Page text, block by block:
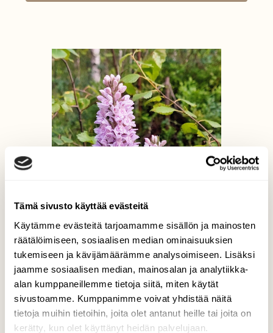
Tämä sivusto käyttää evästeitä
Käytämme evästeitä tarjoamamme sisällön ja mainosten
räätälöimiseen, sosiaalisen median ominaisuuksien
tukemiseen ja kävijämäärämme analysoimiseen. Lisäksi
jaamme sosiaalisen median, mainosalan ja analytiikka-
alan kumppaneillemme tietoja siitä, miten käytät
sivustoamme. Kumppanimme voivat yhdistää näitä
tietoja muihin tietoihin, joita olet antanut heille tai joita on
kerätty, kun olet käyttänyt heidän palvelujaan.